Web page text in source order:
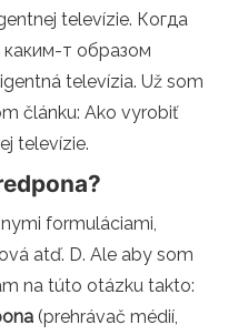
televízie. Когда
каким-т образом
televízia. Už som
článku: Ako vyrobiť
televízie.
formuláciami,
atď. D. Ale aby som
na túto otázku takto:
(prehrávač médií,